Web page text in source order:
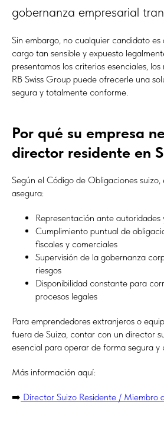
gobernanza empresarial
Sin embargo, no cualquier candidato
cargo tan sensible y expuesto
presentamos los criterios esenciales,
RB Swiss Group puede ofrecerle una
segura y totalmente conforme.
Por qué su empresa
director residente en
Según el Código de Obligaciones
asegura:
Representación ante
Cumplimiento puntual de
fiscales y comerciales
Supervisión de la gobernanza
riesgos
Disponibilidad constante para
procesos legales
Para emprendedores extranjeros o
fuera de Suiza, contar con un director
esencial para operar de forma segura y
Más información aquí:
➡️ Director Suizo Residente / Miembro